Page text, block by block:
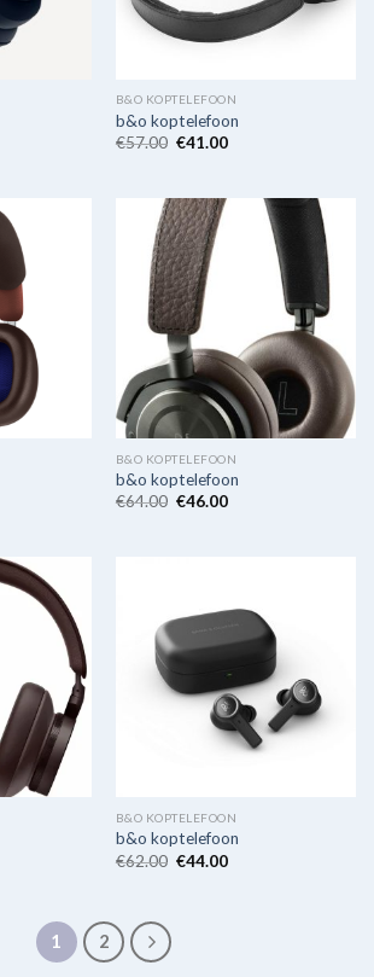
B&O KOPTELEFOON
b&o koptelefoon
€57.00 €41.00
B&O KOPTELEFOON
b&o koptelefoon
€64.00 €46.00
B&O KOPTELEFOON
b&o koptelefoon
€62.00 €44.00
1 2